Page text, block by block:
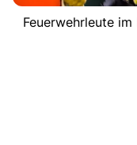
Feuerwehrleute